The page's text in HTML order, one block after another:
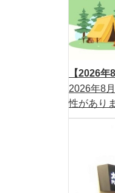
【2026
2026年8
性があり